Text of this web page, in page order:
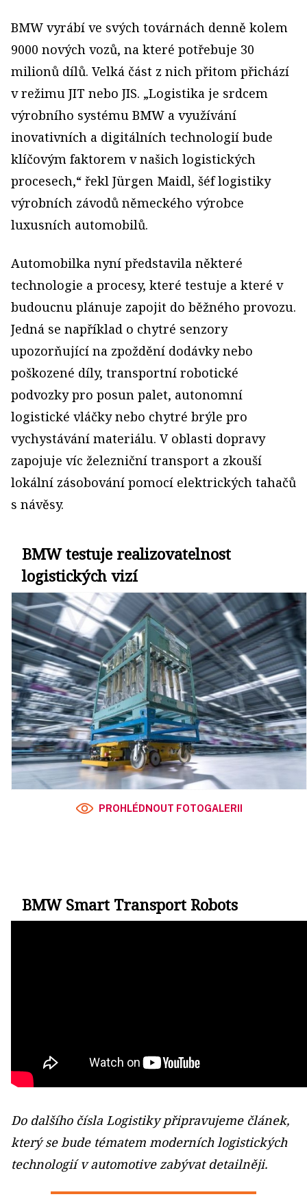
BMW vyrábí ve svých továrnách denně kolem
9000 nových vozů, na které potřebuje 30
milionů dílů. Velká část z nich přitom přichází
v režimu JIT nebo JIS. „Logistika je srdcem
výrobního systému BMW a využívání
inovativních a digitálních technologií bude
klíčovým faktorem v našich logistických
procesech,“ řekl Jürgen Maidl, šéf logistiky
výrobních závodů německého výrobce
luxusních automobilů.
Automobilka nyní představila některé
technologie a procesy, které testuje a které v
budoucnu plánuje zapojit do běžného provozu.
Jedná se například o chytré senzory
upozorňující na zpoždění dodávky nebo
poškozené díly, transportní robotické
podvozky pro posun palet, autonomní
logistické vláčky nebo chytré brýle pro
vychystávání materiálu. V oblasti dopravy
zapojuje víc železniční transport a zkouší
lokální zásobování pomocí elektrických tahačů
s návěsy.
BMW testuje realizovatelnost
logistických vizí
PROHLÉDNOUT FOTOGALERII
BMW Smart Transport Robots
Do dalšího čísla Logistiky připravujeme článek,
který se bude tématem moderních logistických
technologií v automotive zabývat detailněji.